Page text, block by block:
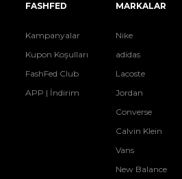
FASHFED
Kampanyalar
Kupon Koşulları
FashFed Club
APP | İndirim
MARKALAR
Nike
adidas
Lacoste
Jordan
Converse
Calvin Klein
Vans
New Balance